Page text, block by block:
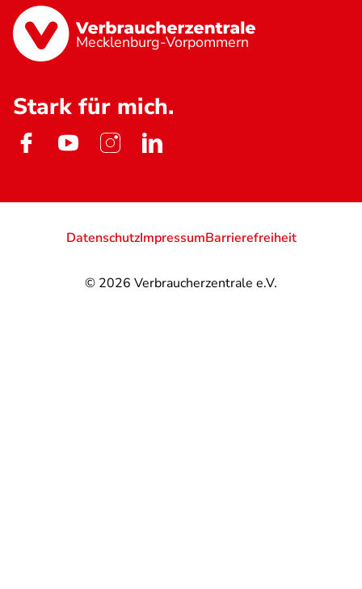
Mecklenburg-Vorpommern
Stark für mich.
© 2026 Verbraucherzentrale e.V.
DatenschutzImpressumBarrierefreiheit